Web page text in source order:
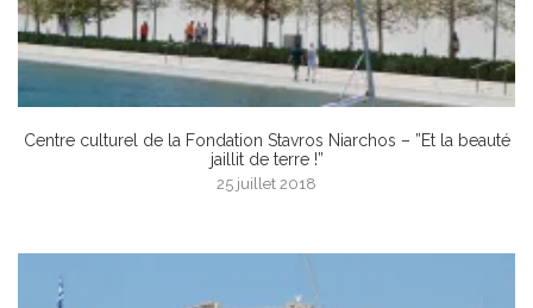
Centre culturel de la Fondation Stavros Niarchos – ”Et la beauté
jaillit de terre !”
25 juillet 2018